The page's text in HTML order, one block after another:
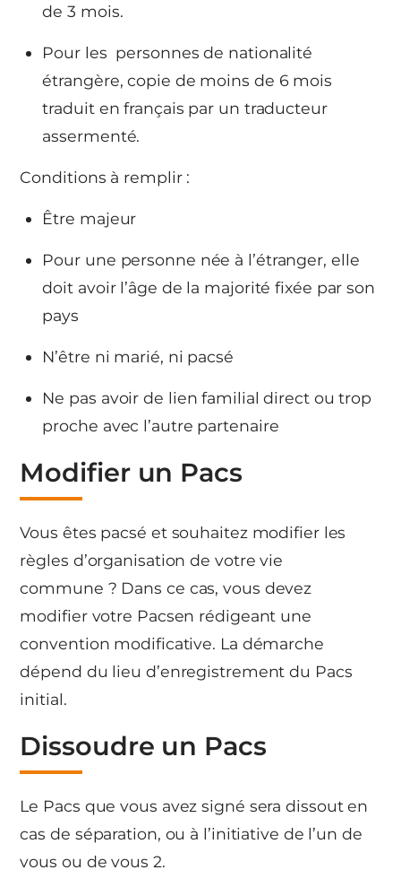
de 3 mois.
Pour les personnes de nationalité
étrangère, copie de moins de 6 mois
traduit en français par un traducteur
assermenté.
Conditions à remplir :
Être majeur
Pour une personne née à l’étranger, elle
doit avoir l’âge de la majorité fixée par son
pays
N’être ni marié, ni pacsé
Ne pas avoir de lien familial direct ou trop
proche avec l’autre partenaire
Modifier un Pacs
Vous êtes pacsé et souhaitez modifier les
règles d’organisation de votre vie
commune ? Dans ce cas, vous devez
modifier votre Pacsen rédigeant une
convention modificative. La démarche
dépend du lieu d’enregistrement du Pacs
initial.
Dissoudre un Pacs
Le Pacs que vous avez signé sera dissout en
cas de séparation, ou à l’initiative de l’un de
vous ou de vous 2.